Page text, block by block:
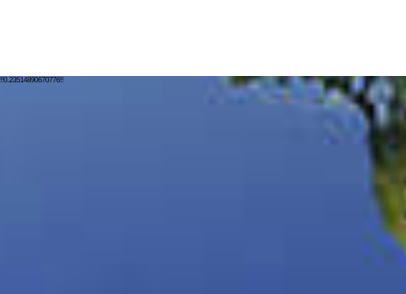
!!0.23514890670776!!